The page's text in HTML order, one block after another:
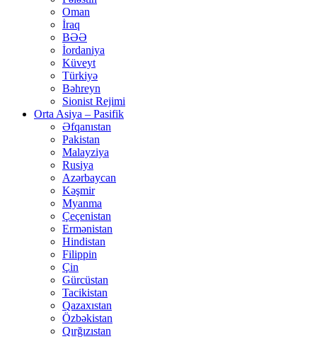
Oman
İraq
BƏƏ
İordaniya
Küveyt
Türkiyə
Bəhreyn
Sionist Rejimi
Orta Asiya – Pasifik
Əfqanıstan
Pakistan
Malayziya
Rusiya
Azərbaycan
Kəşmir
Myanma
Çeçenistan
Ermənistan
Hindistan
Filippin
Çin
Gürcüstan
Tacikistan
Qazaxıstan
Özbəkistan
Qırğızıstan